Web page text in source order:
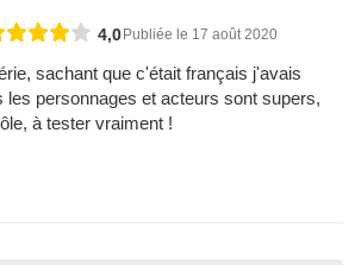
4,0Publiée le 17 août 2020
sachant que c'était français j'avais
les personnages et acteurs sont supers,
à tester vraiment !